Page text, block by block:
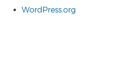
WordPress.org